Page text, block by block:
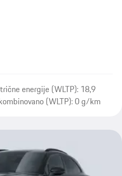
energije (WLTP): 18,9
(WLTP): 0 g/km